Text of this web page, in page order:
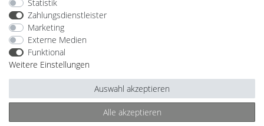
DEYESOLAR
Lightech Connect
CardanLight Europe
FORTIMO LEDs
LED-RETROSHOP
Daten­schutz­erklärung
Statistik
Zahlungsdienstleister
Marketing
Externe Medien
Funktional
Weitere Einstellungen
Alle akzeptieren
Auswahl akzeptieren